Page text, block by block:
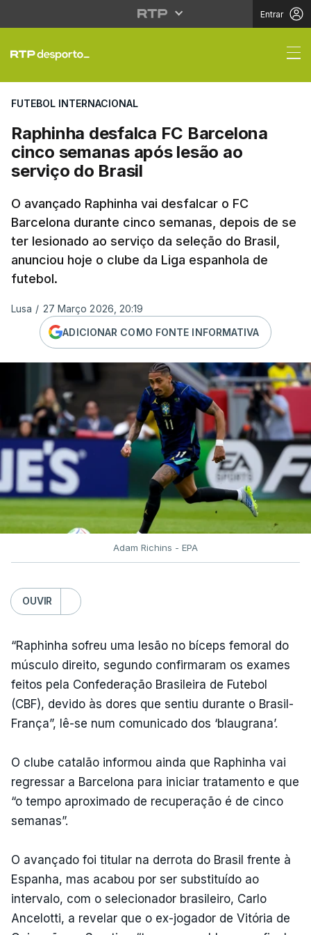
Entrar
Raphinha desfalca
FUTEBOL INTERNACIONAL
Raphinha desfalca FC Barcelona
cinco semanas após lesão ao
serviço do Brasil
O avançado Raphinha vai desfalcar o FC
Barcelona durante cinco semanas, depois de se
ter lesionado ao serviço da seleção do Brasil,
anunciou hoje o clube da Liga espanhola de
futebol.
Lusa / 27 Março 2026, 20:19
ADICIONAR COMO FONTE INFORMATIVA
Adam Richins - EPA
OUVIR
“Raphinha sofreu uma lesão no bíceps femoral do
músculo direito, segundo confirmaram os exames
feitos pela Confederação Brasileira de Futebol
(CBF), devido às dores que sentiu durante o Brasil-
França”, lê-se num comunicado dos ‘blaugrana’.
O clube catalão informou ainda que Raphinha vai
regressar a Barcelona para iniciar tratamento e que
“o tempo aproximado de recuperação é de cinco
semanas”.
O avançado foi titular na derrota do Brasil frente à
Espanha, mas acabou por ser substituído ao
intervalo, com o selecionador brasileiro, Carlo
Ancelotti, a revelar que o ex-jogador de Vitória de